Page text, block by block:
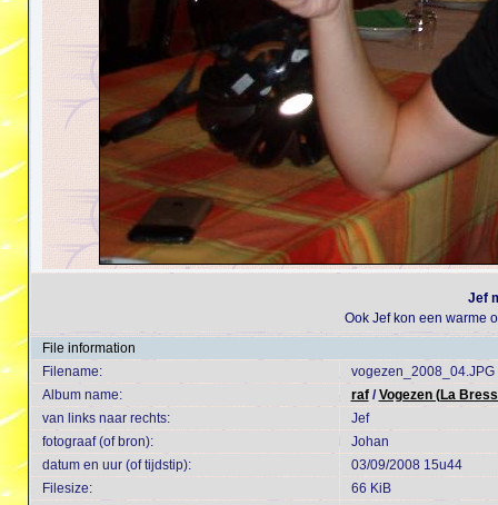
Jef
Ook Jef kon een warme
File information
Filename:
vogezen_2008_04.JPG
Album name:
raf/Vogezen (La
van links naar rechts:
Jef
fotograaf (of bron):
Johan
datum en uur (of tijdstip):
03/09/2008 15u44
Filesize:
66 KiB